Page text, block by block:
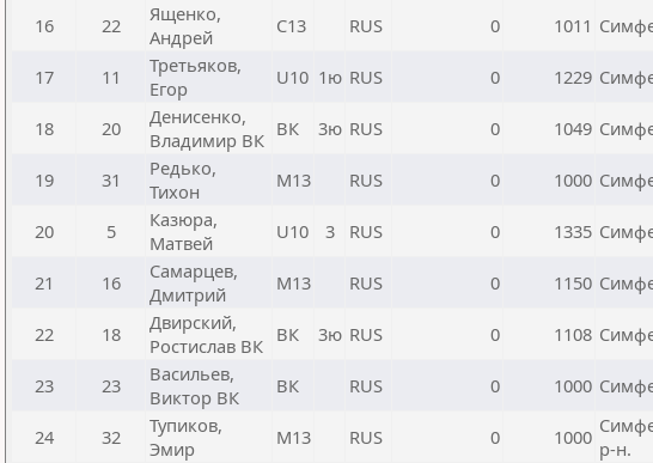
16 22
Ященко,
Андрей
С13 RUS 0 1011
17 11
Третьяков,
Егор
U10 1ю RUS 0 1229
18 20
Денисенко,
Владимир ВК ВК 3ю RUS 0 1049
19 31
Редько,
Тихон
М13 RUS 0 1000
20 5
Казюра,
Матвей
U10 3 RUS 0 1335
21 16
Самарцев,
Дмитрий
М13 RUS 0 1150
22 18
Двирский,
Ростислав ВК ВК 3ю RUS 0 1108
23 23
Васильев,
Виктор ВК
ВК RUS 0 1000
24 32
Тупиков,
Эмир
М13 RUS 0 1000 р-н.